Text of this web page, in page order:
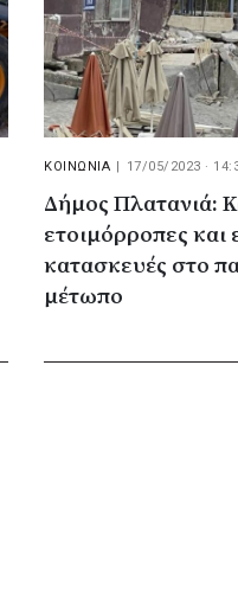
ΚΟΙΝΩΝΙΑ | 17/05/2023 ·
Δήμος Πλατανιά:
ετοιμόρροπες και
κατασκευές στο
μέτωπο